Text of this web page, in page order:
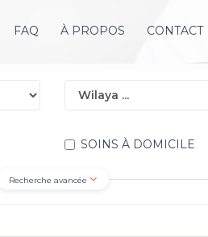
FAQ À PROPOS CONTACT
SOINS À DOMICILE
Recherche avancée